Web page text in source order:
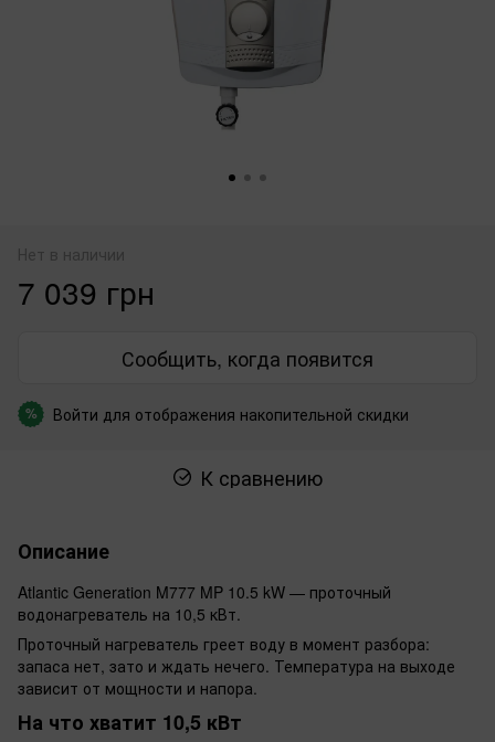
Нет в наличии
7 039 грн
Сообщить, когда появится
% Войти для отображения накопительной скидки
К сравнению
Описание
Atlantic Generation M777 MP 10.5 kW — проточный
водонагреватель на 10,5 кВт.
Проточный нагреватель греет воду в момент разбора:
запаса нет, зато и ждать нечего. Температура на выходе
зависит от мощности и напора.
На что хватит 10,5 кВт